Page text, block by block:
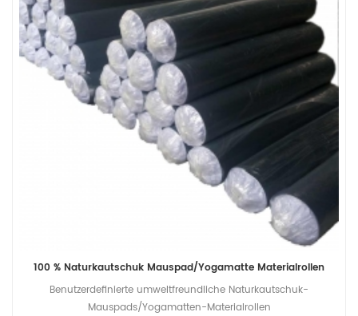
100 % Naturkautschuk Mauspad/Yogamatte Materialrollen
Benutzerdefinierte umweltfreundliche Naturkautschuk-
Mauspads/Yogamatten-Materialrollen